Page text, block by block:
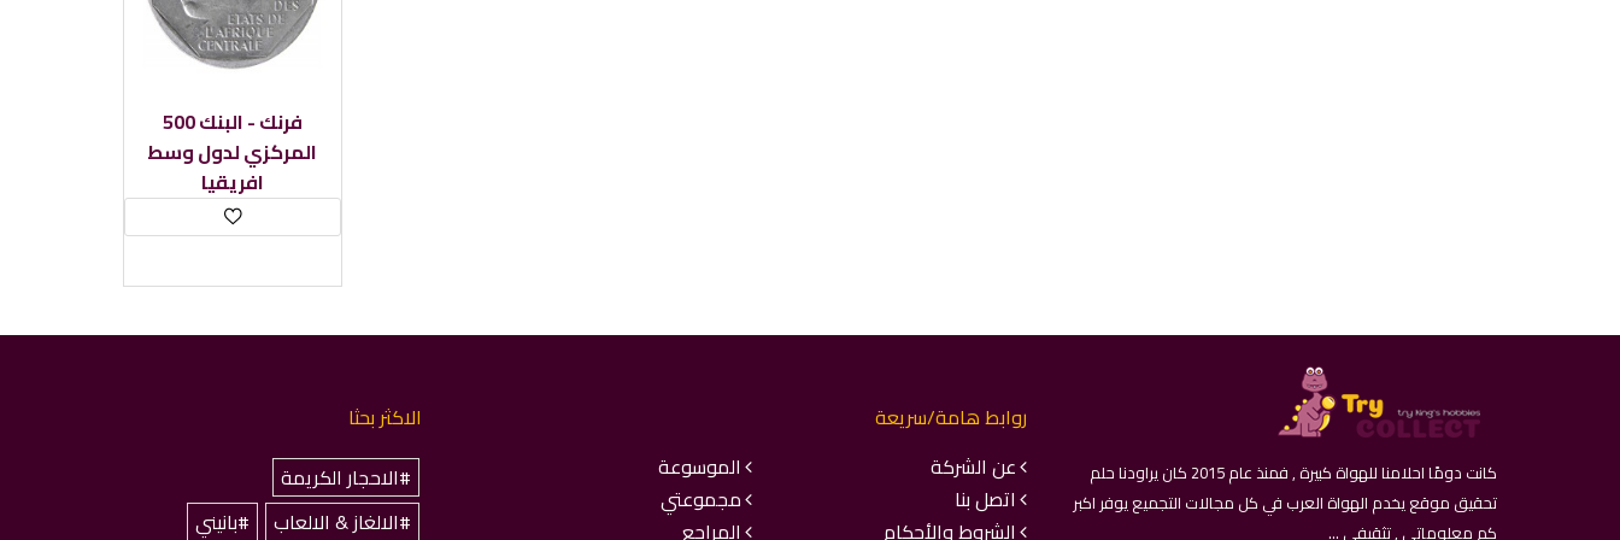
500 فرنك - البنك
المركزي لدول وسط
افريقيا
كانت دومًا احلامنا للهواة كبيرة , فمنذ عام 2015 كان يراودنا حلم
تحقيق موقع يخدم الهواة العرب في كل مجالات التجميع يوفر اكبر
كم معلوماتي , تثقيفي ...
روابط هامة/سريعة
عن الشركة
الموسوعة
اتصل بنا
مجموعتي
الشروط والأحكام
المراجع
الاكثر بحثا
#الاحجار الكريمة
#الالغاز & الالعاب
#بانيني